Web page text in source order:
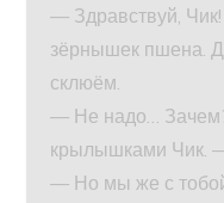
— Здравствуй,
зёрнышек пшена.
склюём.
— Не надо…
крылышками Чик.
— Но мы же с